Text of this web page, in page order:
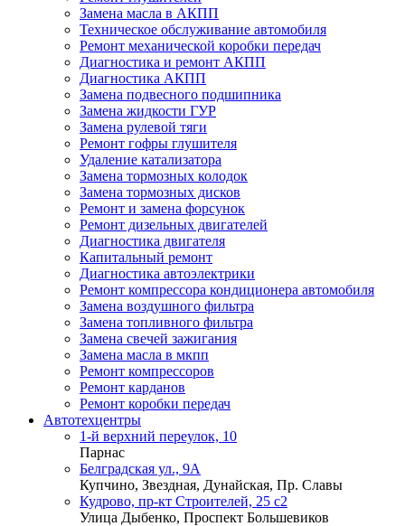
Замена масла в АКПП
Техническое обслуживание автомобиля
Ремонт механической коробки передач
Диагностика и ремонт АКПП
Диагностика АКПП
Замена подвесного подшипника
Замена жидкости ГУР
Замена рулевой тяги
Ремонт гофры глушителя
Удаление катализатора
Замена тормозных колодок
Замена тормозных дисков
Ремонт и замена форсунок
Ремонт дизельных двигателей
Диагностика двигателя
Капитальный ремонт
Диагностика автоэлектрики
Ремонт компрессора кондиционера автомобиля
Замена воздушного фильтра
Замена топливного фильтра
Замена свечей зажигания
Замена масла в мкпп
Ремонт компрессоров
Ремонт карданов
Ремонт коробки передач
Автотехцентры
1-й верхний переулок, 10
Парнас
Белградская ул., 9А
Купчино, Звездная, Дунайская, Пр. Славы
Кудрово, пр-кт Строителей, 25 с2
Улица Дыбенко, Проспект Большевиков